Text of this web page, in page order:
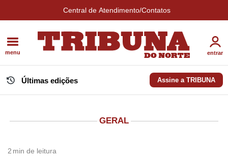
Central de Atendimento/Contatos
menu entrar
Últimas edições Assine a TRIBUNA
GERAL
2 min de leitura